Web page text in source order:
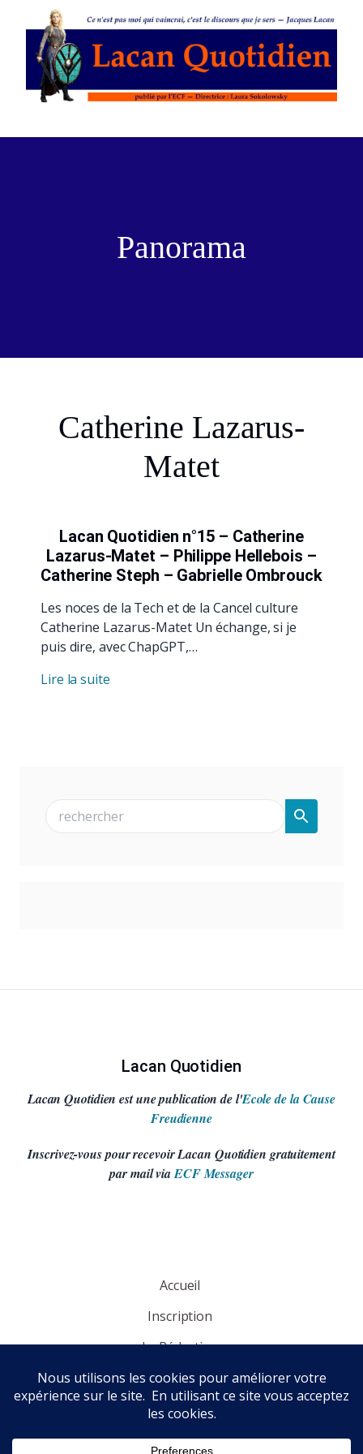
Panorama
Catherine Lazarus-
Matet
Lacan Quotidien n°15 – Catherine
Lazarus-Matet – Philippe Hellebois –
Catherine Steph – Gabrielle Ombrouck
Les noces de la Tech et de la Cancel culture
Catherine Lazarus-Matet Un échange, si je
puis dire, avec ChapGPT,…
Lire la suite
Lacan Quotidien
Lacan Quotidien est une publication de l'Ecole de la Cause
Freudienne
Inscrivez-vous pour recevoir Lacan Quotidien gratuitement
par mail viaECF Messager
Accueil
Inscription
La Rédaction
Panorama